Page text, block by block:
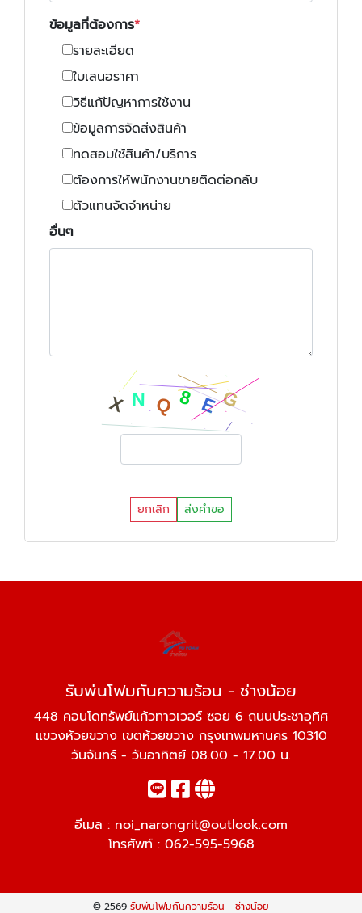
ข้อมูลที่ต้องการ
รายละเอียด
ใบเสนอราคา
วิธีแก้ปัญหาการใช้งาน
ข้อมูลการจัดส่งสินค้า
ทดสอบใช้สินค้า/บริการ
ต้องการให้พนักงานขายติดต่อกลับ
ตัวแทนจัดจำหน่าย
อื่นๆ
ยกเลิก ส่งคำขอ
รับพ่นโฟมกันความร้อน - ช่างน้อย
448 คอนโดทรัพย์แก้วทาวเวอร์ ซอย 6 ถนนประชาอุทิศ
แขวงห้วยขวาง เขตห้วยขวาง กรุงเทพมหานคร 10310
วันจันทร์ - วันอาทิตย์ 08.00 - 17.00 น.
อีเมล : noi_narongrit@outlook.com
โทรศัพท์ : 062-595-5968
© 2569 รับพ่นโฟมกันความร้อน - ช่างน้อย